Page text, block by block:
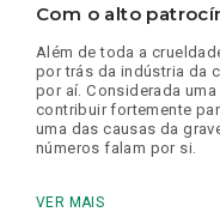
Com o alto
Além de toda a
por trás da indústria da
por aí. Considerada
contribuir fortemente
uma das causas da
números falam por si.
VER MAIS